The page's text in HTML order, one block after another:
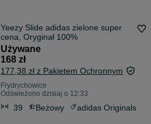
Yeezy Slide adidas zielone super
cena, Oryginał 100%
Używane
168 zł
177,38 zł z Pakietem Ochronnym
Frydrychowice
Odświeżono dzisiaj o 12:33
39 Beżowy adidas Originals